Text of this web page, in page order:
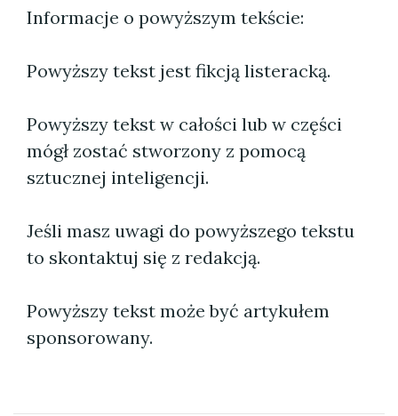
Informacje o powyższym tekście:
Powyższy tekst jest fikcją listeracką.
Powyższy tekst w całości lub w części
mógł zostać stworzony z pomocą
sztucznej inteligencji.
Jeśli masz uwagi do powyższego tekstu
to skontaktuj się z redakcją.
Powyższy tekst może być artykułem
sponsorowany.